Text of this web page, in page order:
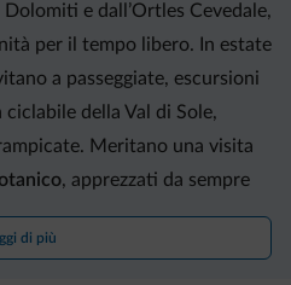
e dall’Ortles Cevedale,
per il tempo libero. In estate
a passeggiate, escursioni
della Val di Sole,
Meritano una visita
, apprezzati da sempre
di più